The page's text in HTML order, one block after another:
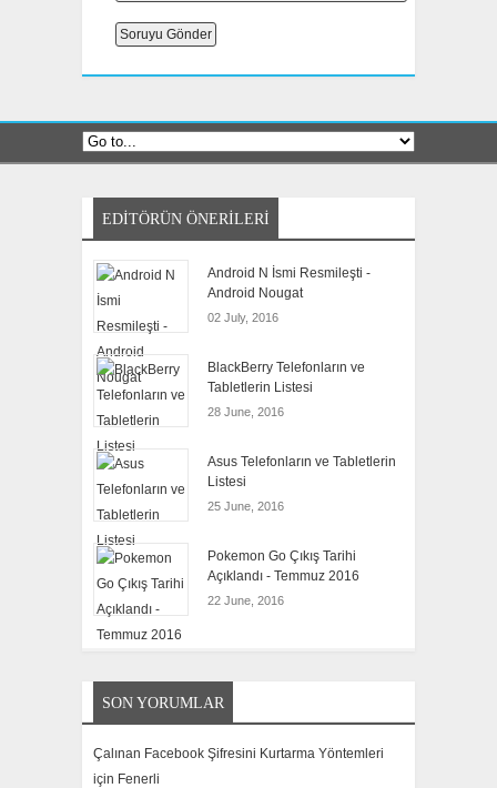
EDITÖRÜN ÖNERILERI
Android N İsmi Resmileşti -
Android Nougat
02 July, 2016
BlackBerry Telefonların ve
Tabletlerin Listesi
28 June, 2016
Asus Telefonların ve Tabletlerin
Listesi
25 June, 2016
Pokemon Go Çıkış Tarihi
Açıklandı - Temmuz 2016
22 June, 2016
SON YORUMLAR
Çalınan Facebook Şifresini Kurtarma Yöntemleri
için Fenerli